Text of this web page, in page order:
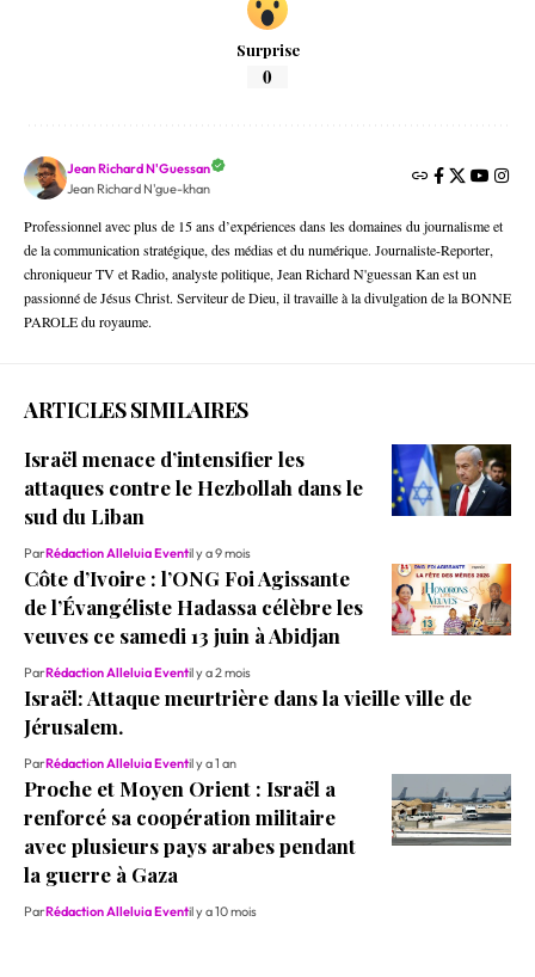
Surprise
0
Jean Richard N'Guessan
Jean Richard N'gue-khan
Professionnel avec plus de 15 ans d’expériences dans les domaines du journalisme et
de la communication stratégique, des médias et du numérique. Journaliste-Reporter,
chroniqueur TV et Radio, analyste politique, Jean Richard N'guessan Kan est un
passionné de Jésus Christ. Serviteur de Dieu, il travaille à la divulgation de la BONNE
PAROLE du royaume.
ARTICLES SIMILAIRES
Israël menace d’intensifier les
attaques contre le Hezbollah dans le
sud du Liban
ParRédaction Alleluia Eventil y a 9 mois
‎‎Côte d’Ivoire : l’ONG Foi Agissante
de l’Évangéliste Hadassa célèbre les
veuves ce samedi 13 juin à Abidjan
ParRédaction Alleluia Eventil y a 2 mois
Israël: Attaque meurtrière dans la vieille ville de
Jérusalem.
ParRédaction Alleluia Eventil y a 1 an
Proche et Moyen Orient : Israël a
renforcé sa coopération militaire
avec plusieurs pays arabes pendant
la guerre à Gaza
ParRédaction Alleluia Eventil y a 10 mois